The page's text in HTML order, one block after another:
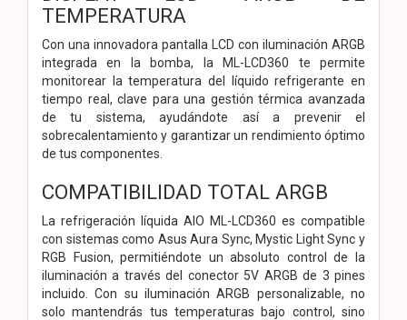
TEMPERATURA
Con una innovadora pantalla LCD con iluminación ARGB
integrada en la bomba, la ML-LCD360 te permite
monitorear la temperatura del líquido refrigerante en
tiempo real, clave para una gestión térmica avanzada
de tu sistema, ayudándote así a prevenir el
sobrecalentamiento y garantizar un rendimiento óptimo
de tus componentes.
COMPATIBILIDAD TOTAL ARGB
La refrigeración líquida AIO ML-LCD360 es compatible
con sistemas como Asus Aura Sync, Mystic Light Sync y
RGB Fusion, permitiéndote un absoluto control de la
iluminación a través del conector 5V ARGB de 3 pines
incluido. Con su iluminación ARGB personalizable, no
solo mantendrás tus temperaturas bajo control, sino